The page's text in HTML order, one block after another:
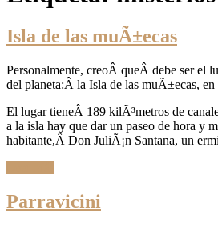
Isla de las muÃ±ecas
Personalmente, creoÂ queÂ debe ser el
del planeta:Â la Isla de las muÃ±ecas,
El lugar tieneÂ 189 kilÃ³metros de
a la isla hay que dar un paseo de hora y
habitante,Â Don JuliÃ¡n Santana, un
Parravicini